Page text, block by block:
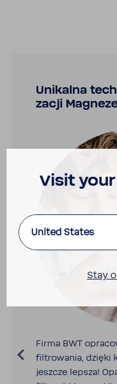
Unikalna
zacji
Firma BWT
filtro­wania, dzięki
jeszcze lepsza!
Visit
United States
Stay